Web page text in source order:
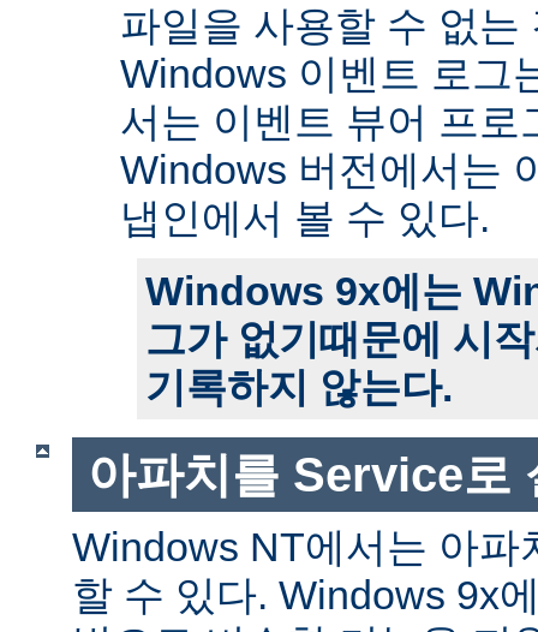
파일을 사용할 수 없는
Windows 이벤트 로그
서는 이벤트 뷰어 프로
Windows 버전에서는
냅인에서 볼 수 있다.
Windows 9x에는
그가 없기때문에 시
기록하지 않는다.
아파치를 Service로
Windows NT에서는 아파
할 수 있다. Windows 9x